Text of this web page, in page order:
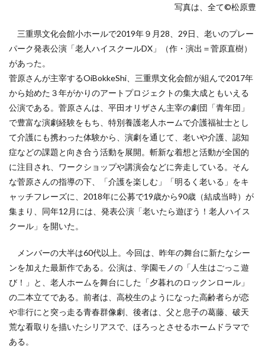
写真は、全て©︎松原豊
三重県文化会館小ホールで2019年９月28、29日、老いのプレー
パーク発表公演「老人ハイスクールDX」（作・演出＝菅原直樹）
があった。
菅原さんが主宰するOiBokkeShi、三重県文化会館が組んで2017年
から始めた３年がかりのアートプロジェクトの集大成ともいえる
公演である。菅原さんは、平田オリザさん主宰の劇団「青年団」
で豊富な演劇経験をもち、特別養護老人ホームで介護福祉士とし
て介護にも携わった体験から、演劇を通じて、老いや介護、認知
症などの課題と向き合う活動を展開。斬新な着想と活動が全国的
に注目され、ワークショップや講演会などに奔走している。そん
な菅原さんの指導の下、「介護を楽しむ」「明るく老いる」をキ
ャッチフレーズに、2018年に公募で19歳から90歳（結成当時）が
集まり、同年12月には、発表公演「老いたら遊ぼう！老人ハイス
クール」を開いた。
メンバーの大半は60代以上。今回は、昨年の舞台に新たなシー
ンを加えた最新作である。公演は、学園モノの「人生はごっこ遊
び！」と、老人ホームを舞台にした「夕暮れのロックンロール」
の二本立てである。前者は、高校生のようになった高齢者らが恋
や非行にと突っ走る青春群像劇、後者は、父と息子の葛藤、破天
荒な看取りを描いたシリアスで、ほろっとさせるホームドラマで
ある。